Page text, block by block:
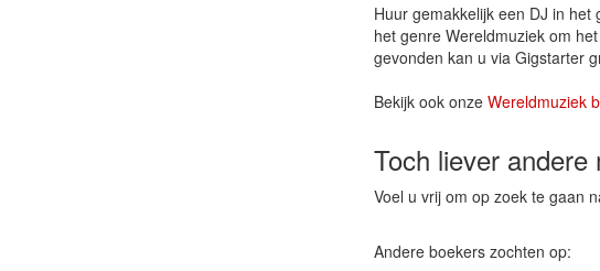
Huur gemakkelijk een DJ in het
het genre Wereldmuziek om
gevonden kan u via Gigstarter
Bekijk ook onze Wereldmuziek
Toch liever andere
Voel u vrij om op zoek te gaan
Andere boekers zochten op: